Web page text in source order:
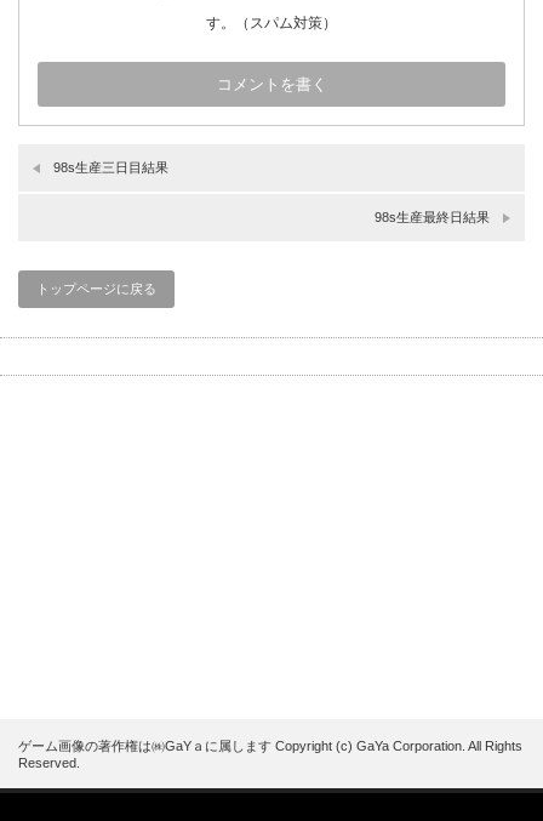
す。（スパム対策）
98s生産三日目結果
98s生産最終日結果
トップページに戻る
ゲーム画像の著作権は㈱GaYａに属します Copyright (c) GaYa Corporation. All Rights
Reserved.